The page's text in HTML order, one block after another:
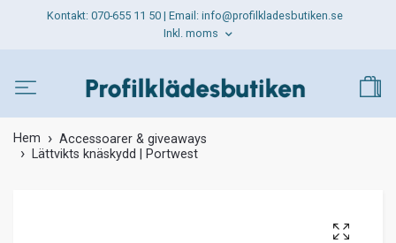
Kontakt: 070-655 11 50 | Email: info@profilkladesbutiken.se
Inkl. moms
Hem
Accessoarer & giveaways
Lättvikts knäskydd | Portwest